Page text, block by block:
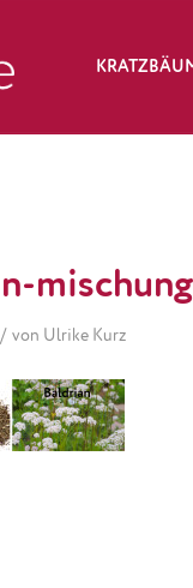
/ von Ulrike Kurz